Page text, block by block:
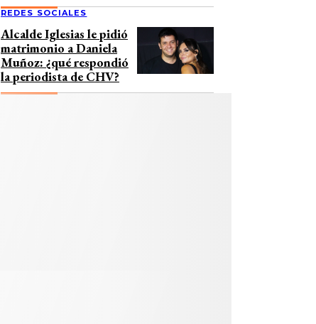
REDES SOCIALES
Alcalde Iglesias le pidió
matrimonio a Daniela
Muñoz: ¿qué respondió
la periodista de CHV?